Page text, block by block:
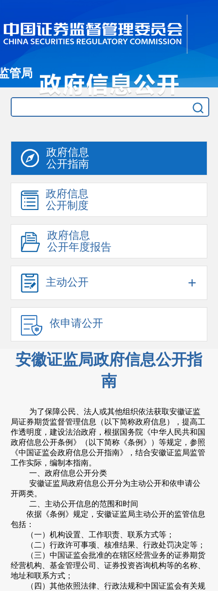
管局
政府信息
公开指南
政府信息
公开制度
政府信息
公开年度报告
主动公开 +
依申请公开
安徽证监局政府信息公开指
南
为了保障公民、法人或其他组织依法获取安徽证监
局证券期货监督管理信息（以下简称政府信息），提高工
作透明度，建设法治政府，根据国务院《中华人民共和国
政府信息公开条例》（以下简称《条例》）等规定，参照
《中国证监会政府信息公开指南》，结合安徽证监局监管
工作实际，编制本指南。
一、政府信息公开分类
安徽证监局政府信息公开分为主动公开和依申请公
开两类。
二、 主动公开信息的范围和时间
依据《条例》规定，安徽证监局主动公开的监管信息
包括：
（一）机构设置、工作职责、联系方式等；
（二）行政许可事项、核准结果、行政处罚决定等；
（三）中国证监会批准的在辖区经营业务的证券期货
经营机构、基金管理公司、证券投资咨询机构等的名称、
地址和联系方式；
（四）其他依照法律、行政法规和中国证监会有关规